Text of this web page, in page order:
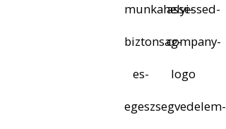
munkahelyi-
biztonsag-
es-
egeszsegvedelem-
assessed-
company-
logo